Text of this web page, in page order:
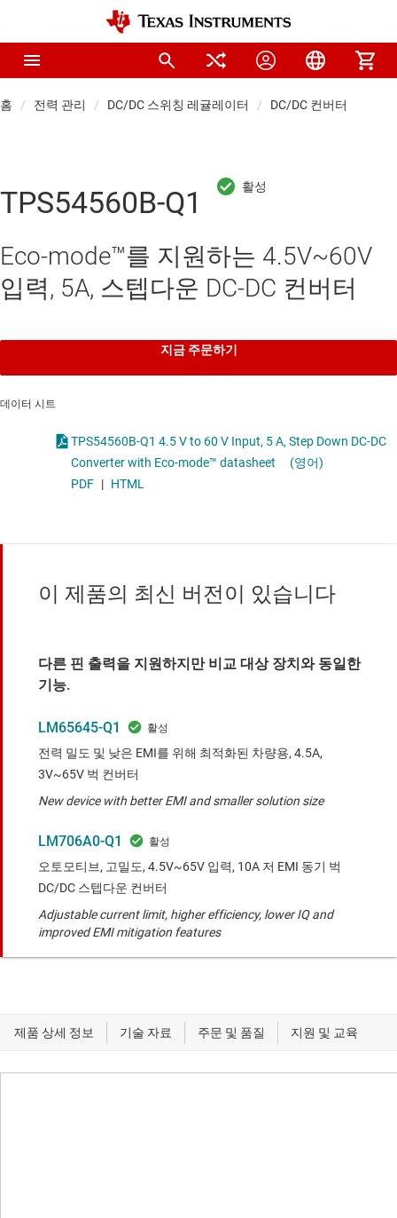
홈 전력 관리 DC/DC 스위칭 레귤레이터 DC/DC 컨버터
TPS54560B-Q1
Eco-mode™를 지원하는 4.5V~60V
입력, 5A, 스텝다운 DC-DC 컨버터
지금 주문하기
데이터 시트
TPS54560B-Q1 4.5 V to 60 V Input, 5 A, Step Down DC-DC
Converter with Eco-mode™ datasheet
(영어)
PDF | HTML
이 제품의 최신 버전이 있습니다
다른 핀 출력을 지원하지만 비교 대상 장치와 동일한
기능.
LM65645-Q1
전력 밀도 및 낮은 EMI를 위해 최적화된 차량용, 4.5A,
3V~65V 벅 컨버터
New device with better EMI and smaller solution size
LM706A0-Q1
오토모티브, 고밀도, 4.5V~65V 입력, 10A 저 EMI 동기 벅
DC/DC 스텝다운 컨버터
Adjustable current limit, higher efficiency, lower IQ and
improved EMI mitigation features